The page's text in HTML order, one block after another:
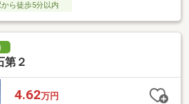
から徒歩5分以内
第２
4.62万円